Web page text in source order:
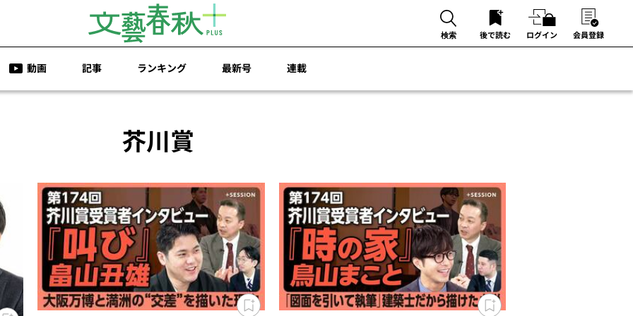
検索 後で読む ログイン 会員登録
動画 記事 ランキング 最新号 連載
芥川賞